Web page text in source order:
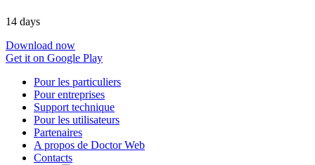
14 days
Download now
Get it on Google Play
Pour les particuliers
Pour entreprises
Support technique
Pour les utilisateurs
Partenaires
A propos de Doctor Web
Contacts